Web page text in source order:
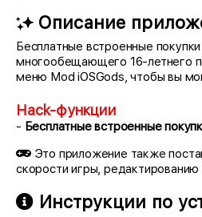
Описание
Бесплатные встроенные
многообещающего 16-летнего
меню Mod iOSGods, чтобы вы
Hack-функции
- Бесплатные встроенные
Это приложение также
скорости игры,
Инструкции по